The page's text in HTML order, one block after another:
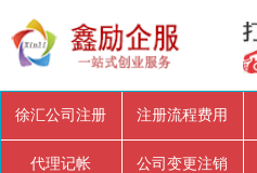
徐汇公司注册 注册流程费用
代理记帐 公司变更注销